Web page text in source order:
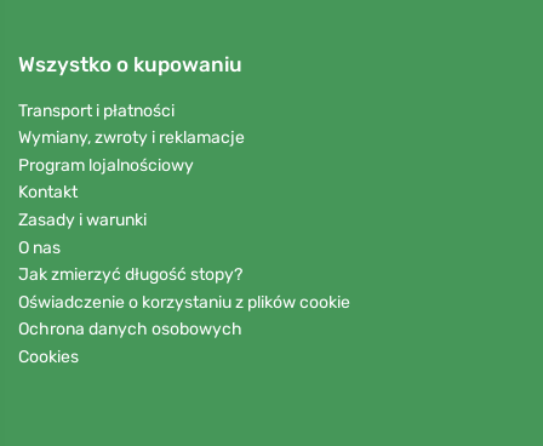
Wszystko o kupowaniu
Transport i płatności
Wymiany, zwroty i reklamacje
Program lojalnościowy
Kontakt
Zasady i warunki
O nas
Jak zmierzyć długość stopy?
Oświadczenie o korzystaniu z plików cookie
Ochrona danych osobowych
Cookies